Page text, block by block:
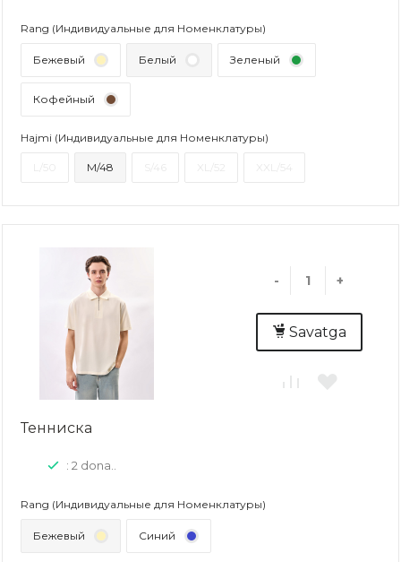
Rang (Индивидуальные для Номенклатуры)
Бежевый Белый Зеленый
Кофейный
Hajmi (Индивидуальные для Номенклатуры)
M/48
- +
Savatga
Тенниска
: 2 dona..
Rang (Индивидуальные для Номенклатуры)
Бежевый Синий